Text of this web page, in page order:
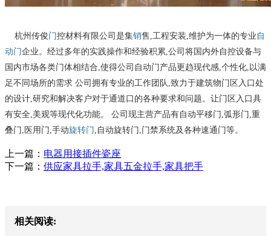
杭州传俊门控材料有限公司是集销售,工程安装,维护为一体的专业 自
动门企业。经过多年的实践操作和经验积累,公司将国内外自控设备与
国内市场各类门体相结合 ,使得公司自动门产品更趋现代感,个性化,以满
足不同场所的需求 公司拥有专业的工作团队,致力于建筑物门区入口处
的设计,研究和解决客户对于通道口的各种要求和问题。让门区入口具
有安全,美观等现代化功能。 公司现主营产品有自动平移门,弧形门,重
叠门,医用门,手动旋转门 ,自动旋转门,门禁系统及各种速通门等。
上一篇： 电器用接插件瓷座
下一篇： 供应家具拉手,家具五金拉手,家具把手
相关阅读: